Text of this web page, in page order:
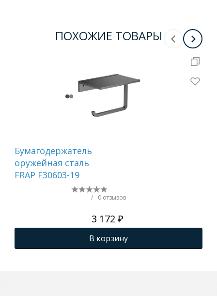
ПОХОЖИЕ ТОВАРЫ
Бумагодержатель
оружейная сталь
FRAP F30603-19
/ 0 отзывов
3 172 ₽
В корзину